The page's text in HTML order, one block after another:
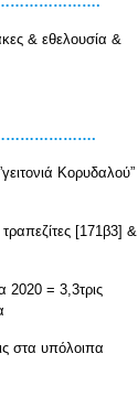
& εθελουσία &
Κορυδαλού”
[171β3] &
= 3,3τρις